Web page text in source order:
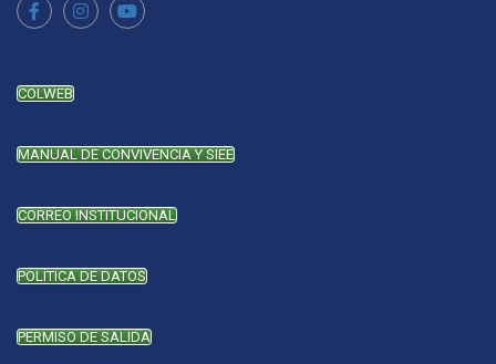
COLWEB
MANUAL DE CONVIVENCIA Y SIEE
CORREO INSTITUCIONAL
POLÍTICA DE DATOS
PERMISO DE SALIDA